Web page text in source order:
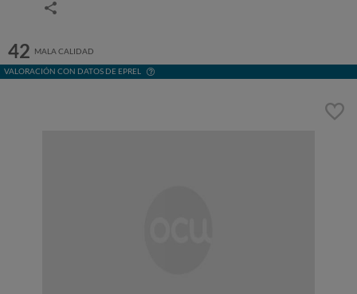
42 MALA CALIDAD
VALORACIÓN CON DATOS DE EPREL